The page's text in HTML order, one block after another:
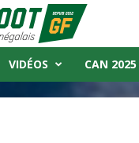
VIDÉOS CAN 2025